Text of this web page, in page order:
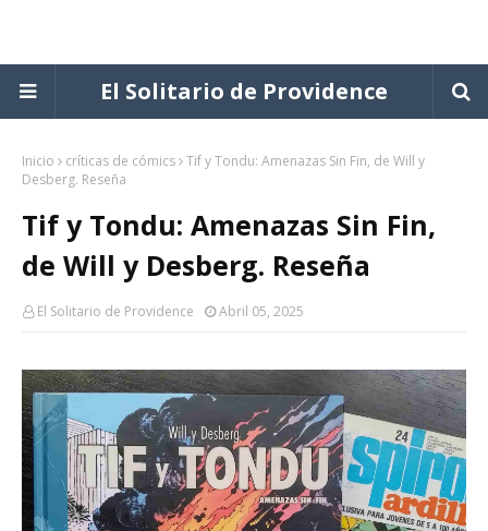
El Solitario de Providence
Inicio críticas de cómics Tif y Tondu: Amenazas Sin Fin, de Will y
Desberg. Reseña
Tif y Tondu: Amenazas Sin Fin,
de Will y Desberg. Reseña
El Solitario de Providence Abril 05, 2025